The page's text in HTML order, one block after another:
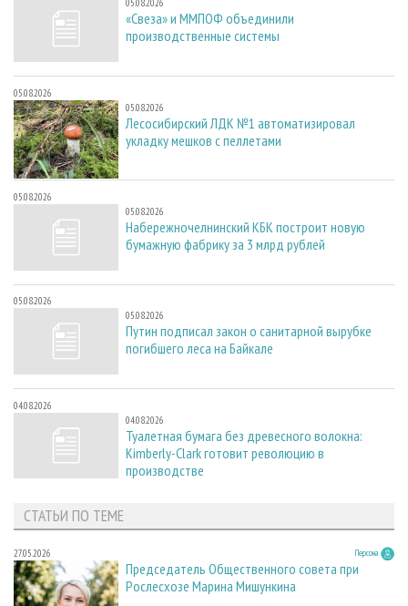
05.08.2026
«Свеза» и ММПОФ объединили
производственные системы
05.08.2026
05.08.2026
Лесосибирский ЛДК №1 автоматизировал
укладку мешков с пеллетами
05.08.2026
05.08.2026
Набережночелнинский КБК построит новую
бумажную фабрику за 3 млрд рублей
05.08.2026
05.08.2026
Путин подписал закон о санитарной вырубке
погибшего леса на Байкале
04.08.2026
04.08.2026
Туалетная бумага без древесного волокна:
Kimberly-Clark готовит революцию в
производстве
СТАТЬИ ПО ТЕМЕ
27.05.2026 Персона
Председатель Общественного совета при
Рослесхозе Марина Мишункина